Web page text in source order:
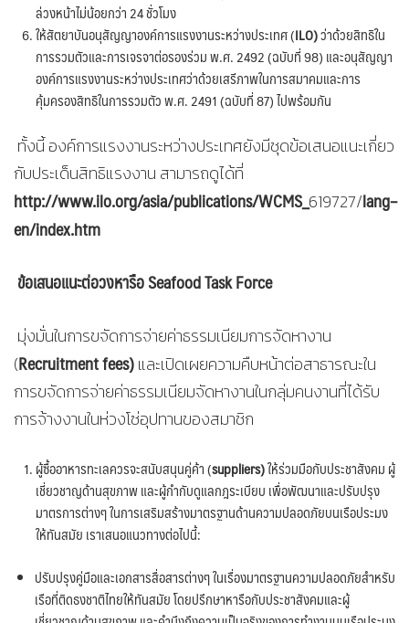
ล่วงหน้าไม่น้อยกว่า 24 ชั่วโมง
ให้สัตยาบันอนุสัญญาองค์การแรงงานระหว่างประเทศ (ILO)ว่าด้วยสิทธิใน
การรวมตัวและการเจรจาต่อรองร่วม พ.ศ. 2492 (ฉบับที่ 98) และอนุสัญญา
องค์การแรงงานระหว่างประเทศว่าด้วยเสรีภาพในการสมาคมและการ
คุ้มครองสิทธิในการรวมตัว พ.ศ. 2491 (ฉบับที่ 87) ไปพร้อมกัน
ทั้งนี้ องค์การแรงงานระหว่างประเทศยังมีชุดข้อเสนอแนะเกี่ยว
กับประเด็นสิทธิแรงงาน สามารถดูได้ที่
http://www.ilo.org/asia/publications/WCMS_619727/lang–
en/index.htm
ข้อเสนอแนะต่อวงหารือ Seafood Task Force
มุ่งมั่นในการขจัดการจ่ายค่าธรรมเนียมการจัดหางาน
(Recruitment fees)และเปิดเผยความคืบหน้าต่อสาธารณะใน
การขจัดการจ่ายค่าธรรมเนียมจัดหางานในกลุ่มคนงานที่ได้รับ
การจ้างงานในห่วงโซ่อุปทานของสมาชิก
ผู้ซื้ออาหารทะเลควรจะสนับสนุนคู่ค้า (suppliers)ให้ร่วมมือกับประชาสังคม ผู้
เชี่ยวชาญด้านสุขภาพ และผู้กำกับดูแลกฎระเบียบ เพื่อพัฒนาและปรับปรุง
มาตรการต่างๆ ในการเสริมสร้างมาตรฐานด้านความปลอดภัยบนเรือประมง
ให้ทันสมัย เราเสนอแนวทางต่อไปนี้:
ปรับปรุงคู่มือและเอกสารสื่อสารต่างๆ ในเรื่องมาตรฐานความปลอดภัยสำหรับ
เรือที่ติดธงชาติไทยให้ทันสมัย โดยปรึกษาหารือกับประชาสังคมและผู้